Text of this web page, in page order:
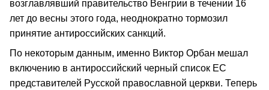
возглавлявший правительство Венгрии в течении 16
лет до весны этого года, неоднократно тормозил
принятие антироссийских санкций.
По некоторым данным, именно Виктор Орбан мешал
включению в антироссийский черный список ЕС
представителей Русской православной церкви. Теперь